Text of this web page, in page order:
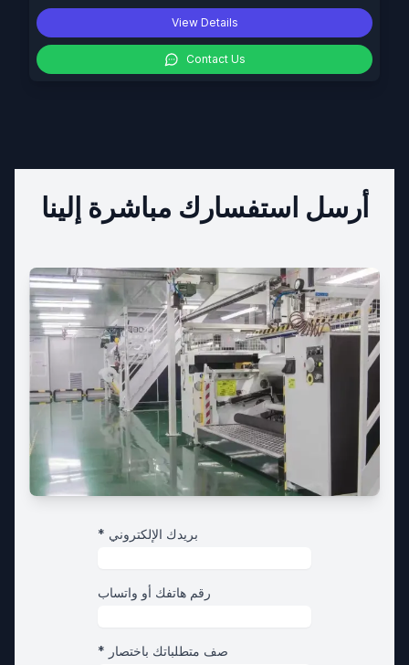
View Details
Contact Us
أرسل استفسارك مباشرة إلينا
* بريدك الإلكتروني
رقم هاتفك أو واتساب
* صف متطلباتك باختصار